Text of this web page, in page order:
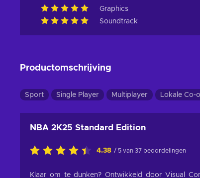
Graphics
Soundtrack
Productomschrijving
Sport Single Player Multiplayer Lokale Co-
NBA 2K25 Standard Edition
4.38 / 5 van 37 beoordelingen
Klaar om te dunken? Ontwikkeld door Visual